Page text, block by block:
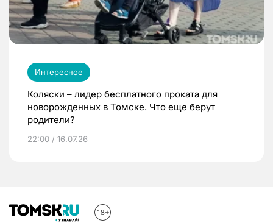
Интересное
Коляски – лидер бесплатного проката для
новорожденных в Томске. Что еще берут
родители?
22:00 / 16.07.26